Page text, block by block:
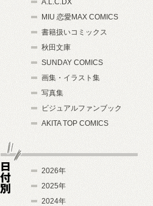
A.L.C.DX
MIU 恋愛MAX COMICS
書籍扱いコミックス
秋田文庫
SUNDAY COMICS
画集・イラスト集
写真集
ビジュアルファンブック
AKITA TOP COMICS
2026年
2025年
2024年